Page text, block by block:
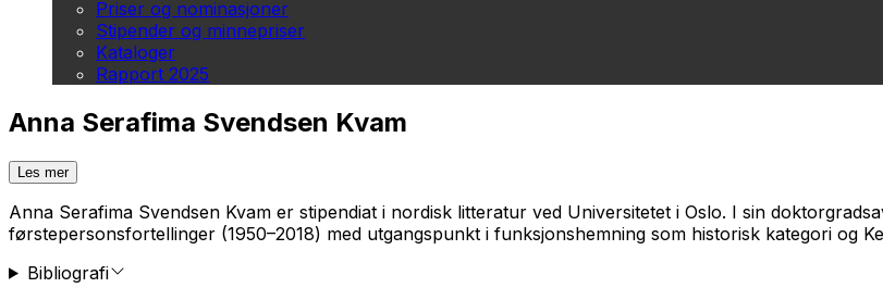
Priser og nominasjoner
Stipender og minnepriser
Kataloger
Rapport 2025
Anna Serafima Svendsen Kvam
Les mer
Anna Serafima Svendsen Kvam er stipendiat i nordisk litteratur ved Universitetet i Oslo. I sin
førstepersonsfortellinger (1950–2018) med utgangspunkt i funksjonshemning som historisk kategori og
Bibliografi